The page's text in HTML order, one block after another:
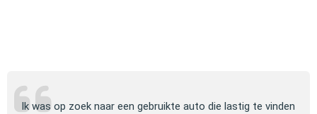
Ik was op zoek naar een gebruikte auto die lastig te vinden